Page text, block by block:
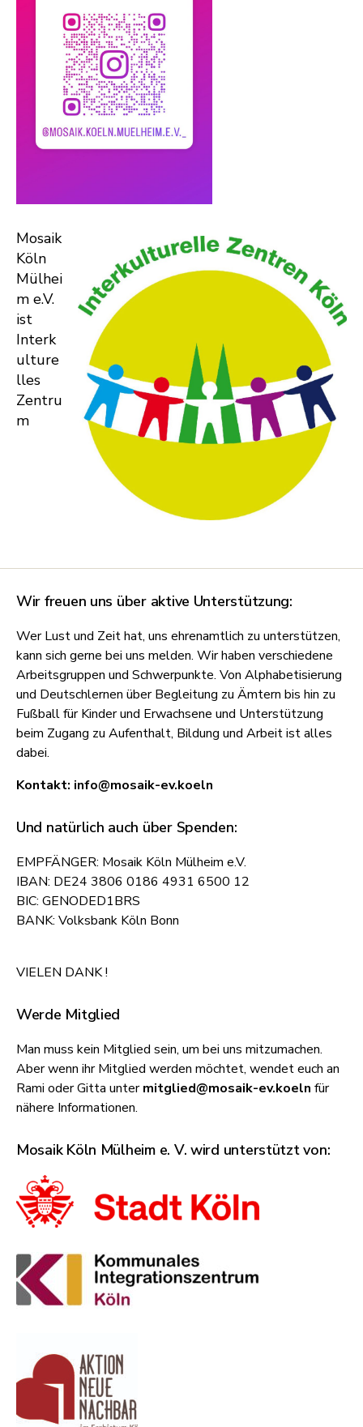
Mosaik
Köln
Mülhei
m e.V.
ist
Interk
ulture
lles
Zentru
m
Wir freuen uns über aktive Unterstützung:
Wer Lust und Zeit hat, uns ehrenamtlich zu unterstützen,
kann sich gerne bei uns melden. Wir haben verschiedene
Arbeitsgruppen und Schwerpunkte. Von Alphabetisierung
und Deutschlernen über Begleitung zu Ämtern bis hin zu
Fußball für Kinder und Erwachsene und Unterstützung
beim Zugang zu Aufenthalt, Bildung und Arbeit ist alles
dabei.
Kontakt: info@mosaik-ev.koeln
Und natürlich auch über Spenden:
EMPFÄNGER: Mosaik Köln Mülheim e.V.
IBAN: DE24 3806 0186 4931 6500 12
BIC: GENODED1BRS
BANK: Volksbank Köln Bonn
VIELEN DANK !
Werde Mitglied
Man muss kein Mitglied sein, um bei uns mitzumachen.
Aber wenn ihr Mitglied werden möchtet, wendet euch an
Rami oder Gitta untermitglied@mosaik-ev.koeln für
nähere Informationen.
Mosaik Köln Mülheim e. V. wird unterstützt von: